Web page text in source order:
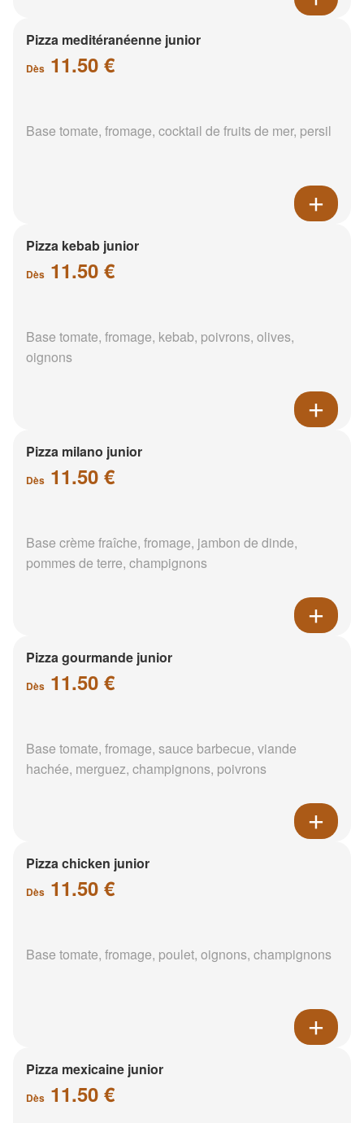
Pizza meditéranéenne junior
Dès 11.50 €
Base tomate, fromage, cocktail de fruits de mer, persil
Pizza kebab junior
Dès 11.50 €
Base tomate, fromage, kebab, poivrons, olives,
oignons
Pizza milano junior
Dès 11.50 €
Base crème fraîche, fromage, jambon de dinde,
pommes de terre, champignons
Pizza gourmande junior
Dès 11.50 €
Base tomate, fromage, sauce barbecue, viande
hachée, merguez, champignons, poivrons
Pizza chicken junior
Dès 11.50 €
Base tomate, fromage, poulet, oignons, champignons
Pizza mexicaine junior
Dès 11.50 €